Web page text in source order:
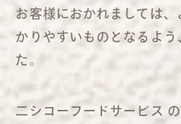
お客様におかれましては
かりやすいものとなるよう
た。
二シコーフードサービス